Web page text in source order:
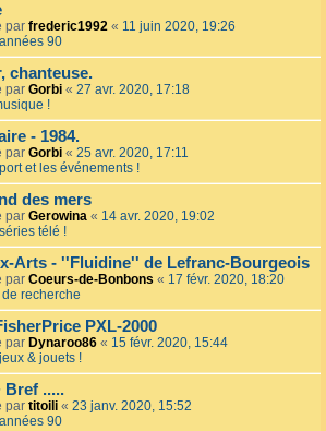
par frederic1992 « 11 juin 2020, 19:26
90
chanteuse.
par Gorbi « 27 avr. 2020, 17:18
!
- 1984.
par Gorbi « 25 avr. 2020, 17:11
et les événements !
des mers
par Gerowina « 14 avr. 2020, 19:02
télé !
Arts - ''Fluidine'' de Lefranc-Bourgeois
par Coeurs-de-Bonbons « 17 févr. 2020, 18:20
recherche
PXL-2000
par Dynaroo86 « 15 févr. 2020, 15:44
& jouets !
Bref .....
par titoili « 23 janv. 2020, 15:52
90